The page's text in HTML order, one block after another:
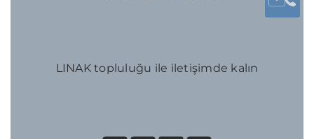
LINAK topluluğu ile iletişimde kalın